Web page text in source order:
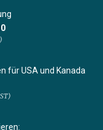
für USA und Kanada